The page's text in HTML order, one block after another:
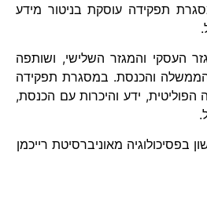
תפקידה עוסקת בניטור מידע
העסקי והמגזר השלישי, ושותפה
הממשלה והכנסת. במסגרת תפקידה
הפוליטית, ידע והיכרות עם הכנסת,
בפסיכולוגיה מאוניברסיטת רייכמן